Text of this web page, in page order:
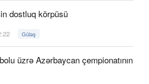
dostluq körpüsü
Güləş
üzrə Azərbaycan çempionatının